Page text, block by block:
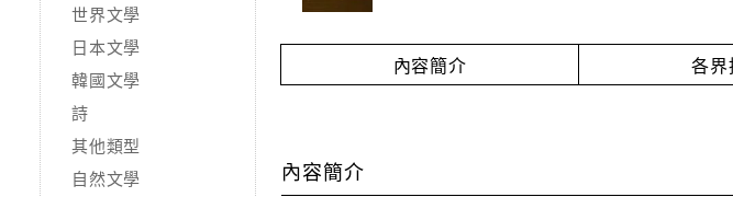
世界文學
日本文學
韓國文學
詩
其他類型
自然文學
內容簡介 各界
內容簡介